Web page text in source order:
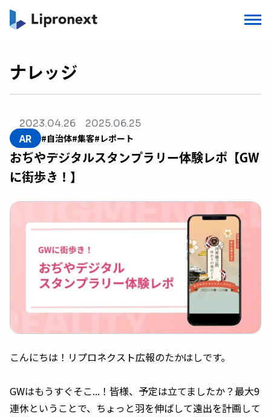
ナレッジ
2023.04.26 2025.06.25
AR #自治体#集客#レポート
おぢやデジタルスタンプラリー体験レポ【GW
に街歩き！】
こんにちは！リプロネクスト広報のたかはしです。
GWはもうすぐそこ...！皆様、予定は立てましたか？最大9
連休ということで、ちょっと羽を伸ばして遠出を計画して